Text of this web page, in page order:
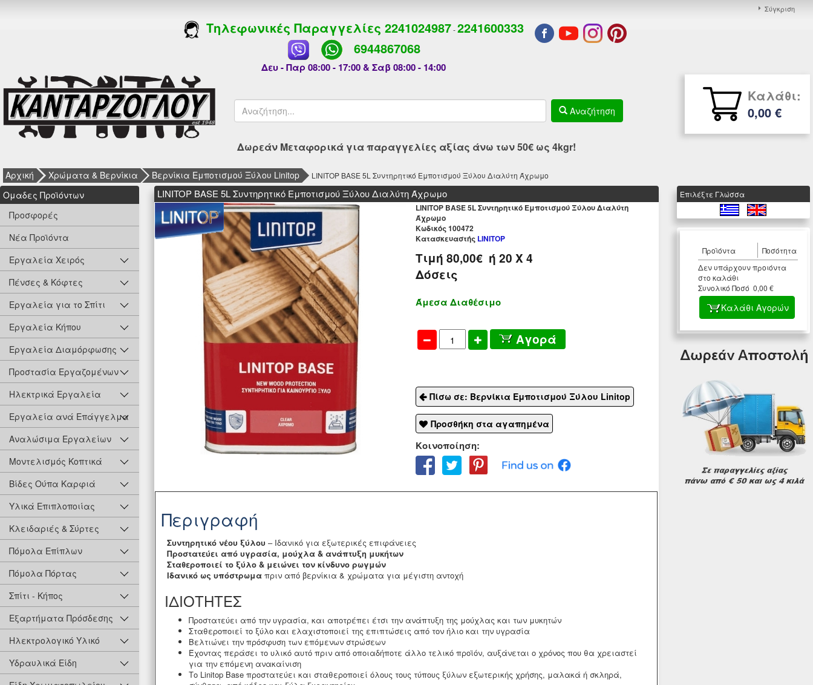
Σύγκριση
Τηλεφωνικές Παραγγελίες 2241024987-2241600333
6944867068
Δευ - Παρ 08:00 - 17:00 & Σαβ 08:00 - 14:00
Αναζήτηση
Καλάθι:
0,00 €
Δωρεάν Μεταφορικά για παραγγελίες αξίας άνω των 50€ ως 4kgr!
Αρχική Χρώματα & Βερνίκια Βερνίκια Εμποτισμού Ξύλου Linitop LINITOP BASE 5L Συντηρητικό Εμποτισμού Ξύλου Διαλύτη Άχρωμο
Oμαδες Προϊόντων
Προσφορές
Νέα Προϊόντα
Εργαλεία Χειρός
Πένσες & Κόφτες
Εργαλεία για το Σπίτι
Εργαλεία Κήπου
Εργαλεία Διαμόρφωσης
Προστασία Εργαζομένων
Ηλεκτρικά Εργαλεία
Εργαλεία ανά Επάγγελμα
Αναλώσιμα Εργαλείων
Μοντελισμός Κοπτικά
Βίδες Ούπα Καρφιά
Υλικά Επιπλοποιίας
Κλειδαριές & Σύρτες
Πόμολα Επίπλων
Πόμολα Πόρτας
Σπίτι - Κήπος
Εξαρτήματα Πρόσδεσης
Ηλεκτρολογικό Υλικό
Υδραυλικά Είδη
LINITOP BASE 5L Συντηρητικό Εμποτισμού Ξύλου Διαλύτη Άχρωμο
LINITOP BASE 5L Συντηρητικό Εμποτισμού Ξύλου Διαλύτη
Άχρωμο
Kωδικός 100472
ΚατασκευαστήςLINITOP
Τιμή 80,00€ή 20 X 4
Δόσεις
Άμεσα Διαθέσιμο
Αγορά
Πίσω σε: Βερνίκια Εμποτισμού Ξύλου Linitop
Προσθήκη στα αγαπημένα
Κοινοποίηση:
Περιγραφή
Συντηρητικό νέου ξύλου – Ιδανικό για εξωτερικές επιφάνειες
Προστατεύει από υγρασία, μούχλα & ανάπτυξη μυκήτων
Σταθεροποιεί το ξύλο & μειώνει τον κίνδυνο ρωγμών
Ιδανικό ως υπόστρωμα πριν από βερνίκια & χρώματα για μέγιστη αντοχή
ΙΔΙΟΤΗΤΕΣ
Προστατεύει από την υγρασία, και αποτρέπει έτσι την ανάπτυξη της μούχλας και των μυκητών
Σταθεροποιεί το ξύλο και ελαχιστοποιεί της επιπτώσεις από τον ήλιο και την υγρασία
Βελτιώνει την πρόσφυση των επόμενων στρώσεων
Έχοντας περάσει το υλικό αυτό πριν από οποιαδήποτε άλλο τελικό προϊόν, αυξάνεται ο χρόνος που θα χρειαστεί
για την επόμενη ανακαίνιση
Το Linitop Base προστατεύει και σταθεροποιεί όλους τους τύπους ξύλων εξωτερικής χρήσης, μαλακά ή σκληρά,
Eπιλέξτε Γλώσσα
Προϊόντα
Ποσότητα
Δεν υπάρχουν προιόντα
στο καλάθι
Συνολικό Ποσό 0,00 €
Καλάθι Αγορών